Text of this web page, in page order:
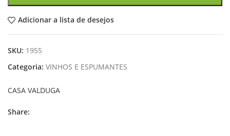
Adicionar a lista de desejos
SKU: 1955
Categoria: VINHOS E ESPUMANTES
CASA VALDUGA
Share: